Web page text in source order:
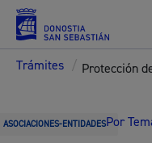
Trámites / Protección
ASOCIACIONES-ENTIDADESPor